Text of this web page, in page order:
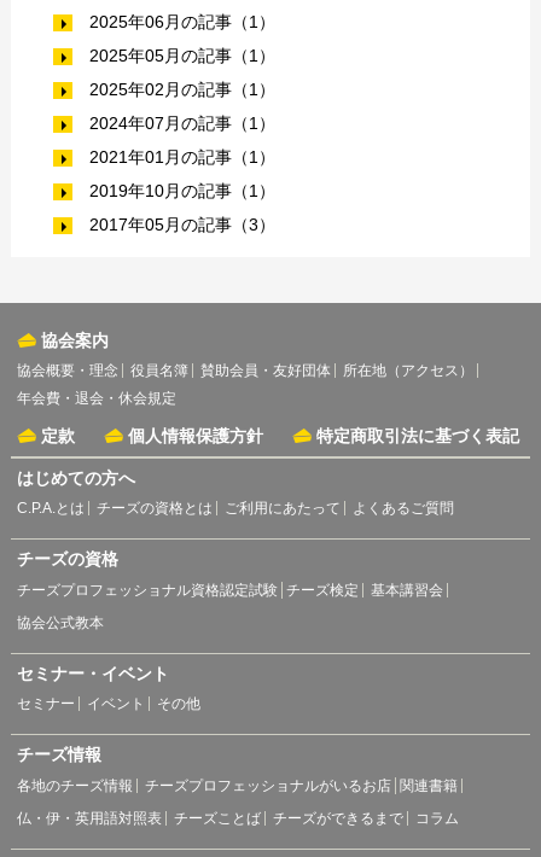
2025年06月の記事（1）
2025年05月の記事（1）
2025年02月の記事（1）
2024年07月の記事（1）
2021年01月の記事（1）
2019年10月の記事（1）
2017年05月の記事（3）
協会案内
協会概要・理念 役員名簿 賛助会員・友好団体
所在地（アクセス）
年会費・退会・休会規定
定款 個人情報保護方針 特定商取引法に基づく表記
はじめての方へ
C.P.A.とは チーズの資格とは ご利用にあたって よくあるご質問
チーズの資格
チーズプロフェッショナル資格認定試験 チーズ検定
基本講習会
協会公式教本
セミナー・イベント
セミナー イベント その他
チーズ情報
各地のチーズ情報 チーズプロフェッショナルがいるお店 関連書籍
仏・伊・英用語対照表
チーズことば チーズができるまで コラム